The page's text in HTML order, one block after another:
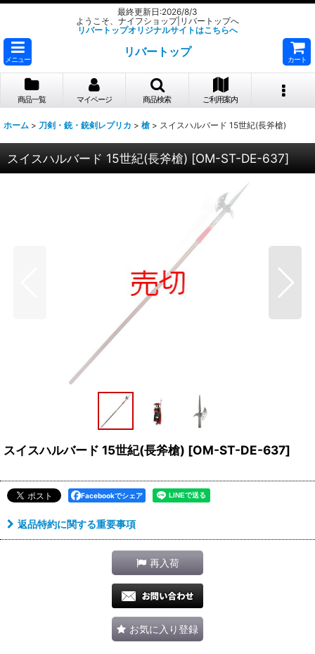
最終更新日:2026/8/3
ようこそ、ナイフショップ|リバートップへ
リバートップオリジナルサイトはこちらへ
メニュー
リバートップ
カート
商品一覧 マイページ 商品検索 ご利用案内
ホーム > 刀剣・銃・銃剣レプリカ > 槍 > スイスハルバード 15世紀(長斧槍)
スイスハルバード 15世紀(長斧槍) [OM-ST-DE-637]
スイスハルバード 15世紀(長斧槍) [OM-ST-DE-637]
Facebookでシェア
返品特約に関する重要事項
再入荷
お気に入り登録